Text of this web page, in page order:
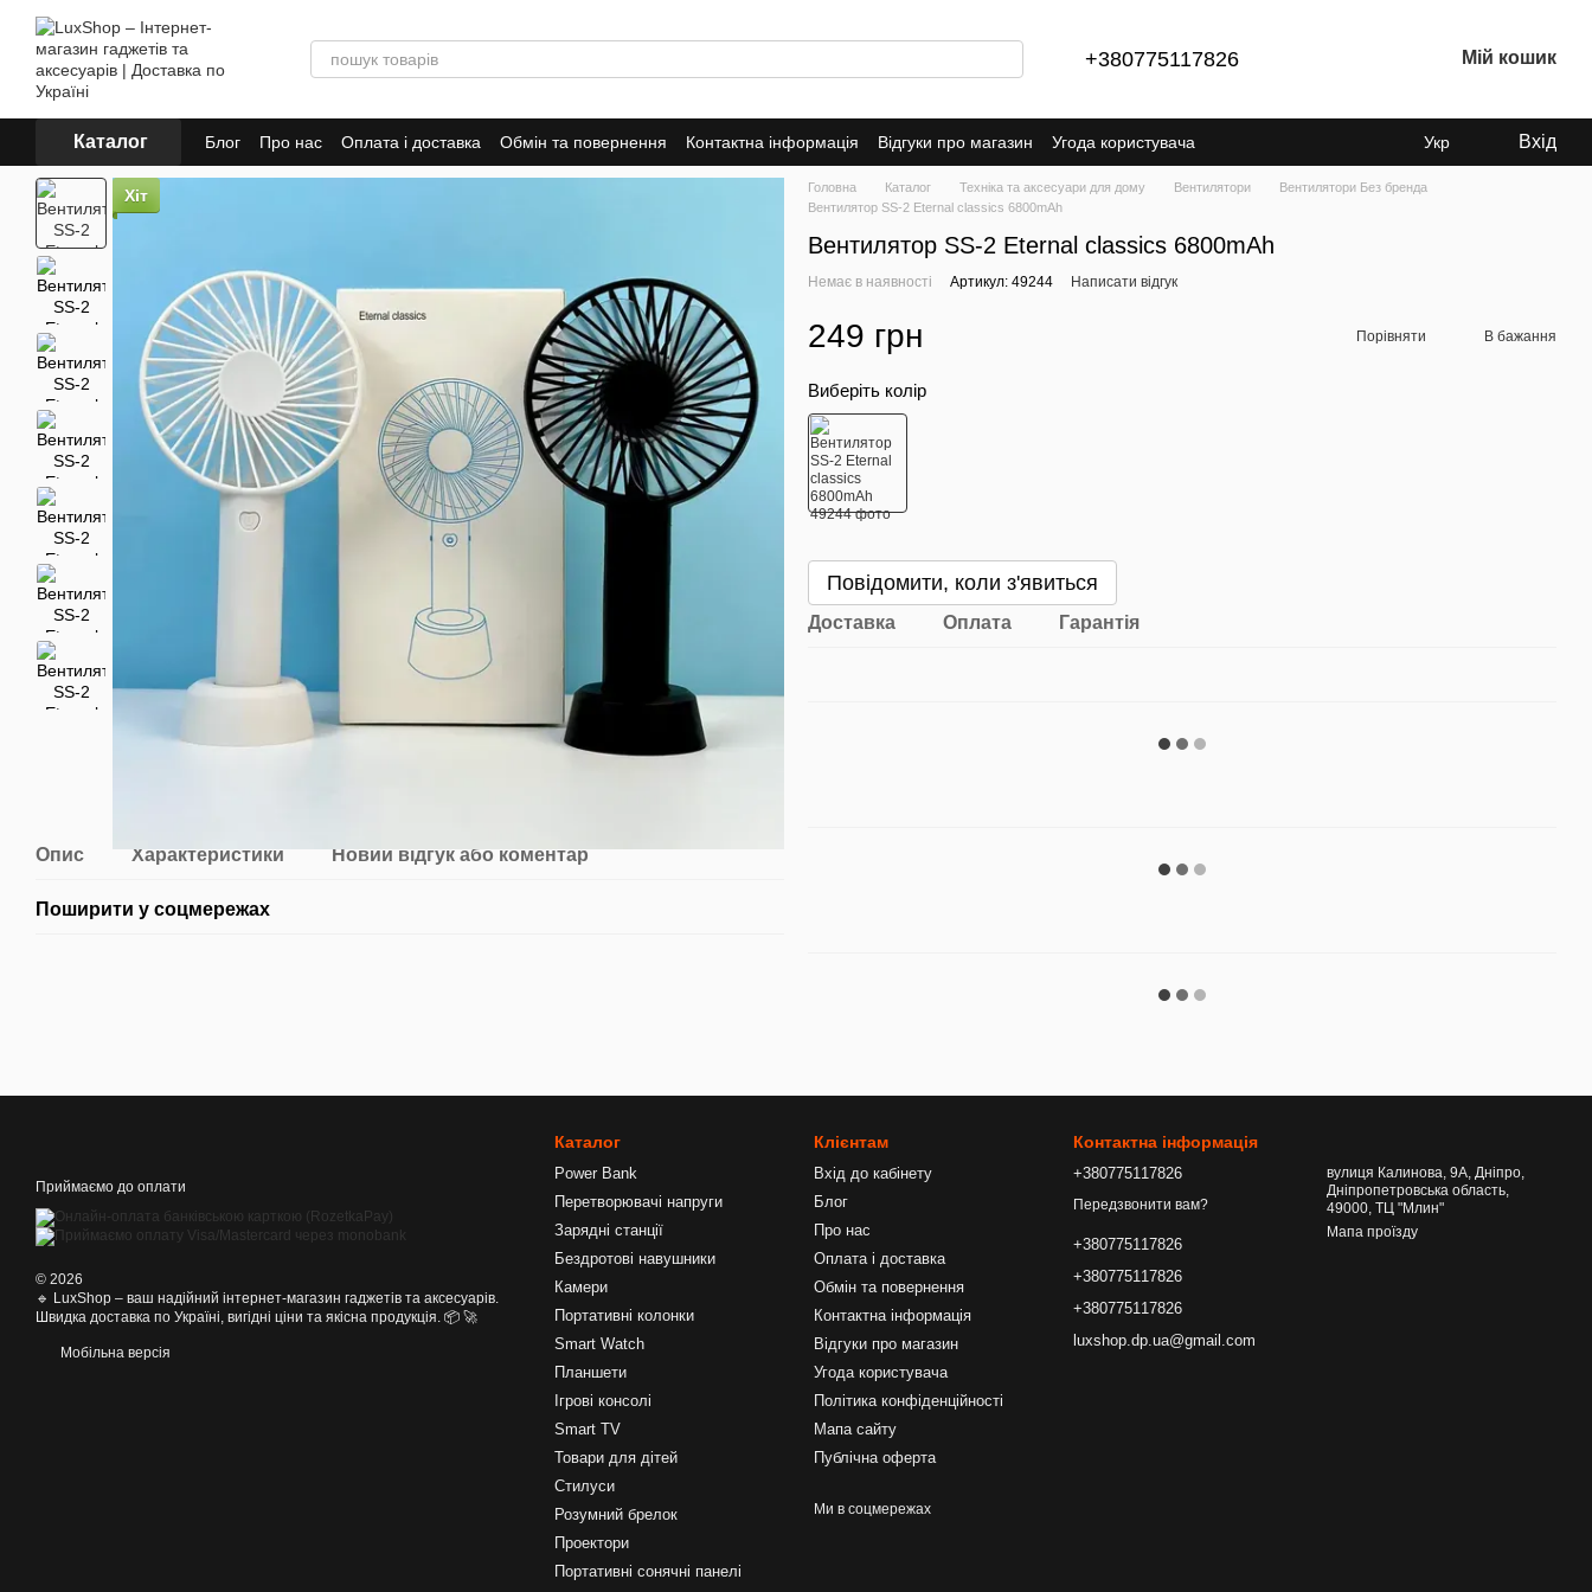
Перейти до основного контенту
+380775117826 Мій кошик
Каталог Блог Про нас Оплата і доставка Обмін та повернення Контактна інформація Відгуки про магазин
Угода користувача
Політика конфіденційності
Публічна оферта
Укр Вхід
Хіт
Опис Характеристики Новий відгук або коментар
Поширити у соцмережах
Головна Каталог Техніка та аксесуари для дому Вентилятори
Вентилятори Без бренда
Вентилятор SS-2 Eternal classics 6800mAh
Вентилятор SS-2 Eternal classics 6800mAh
Немає в наявності Артикул: 49244 Написати відгук
249 грн Порівняти В бажання
Виберіть колір
Повідомити, коли з'явиться
Доставка Оплата Гарантія
Приймаємо до оплати
© 2026
🔹 LuxShop – ваш надійний інтернет-магазин гаджетів та аксесуарів.
Швидка доставка по Україні, вигідні ціни та якісна продукція. 📦 🚀
Мобільна версія
Каталог
Power Bank
Перетворювачі напруги
Зарядні станції
Бездротові навушники
Камери
Портативні колонки
Smart Watch
Планшети
Ігрові консолі
Smart TV
Товари для дітей
Стилуси
Розумний брелок
Проектори
Портативні сонячні панелі
Клієнтам
Вхід до кабінету
Блог
Про нас
Оплата і доставка
Обмін та повернення
Контактна інформація
Відгуки про магазин
Угода користувача
Політика конфіденційності
Мапа сайту
Публічна оферта
Ми в соцмережах
Контактна інформація
+380775117826
Передзвонити вам?
+380775117826
+380775117826
+380775117826
luxshop.dp.ua@gmail.com
вулиця Калинова, 9А, Дніпро,
Дніпропетровська область,
49000, ТЦ "Млин"
Мапа проїзду